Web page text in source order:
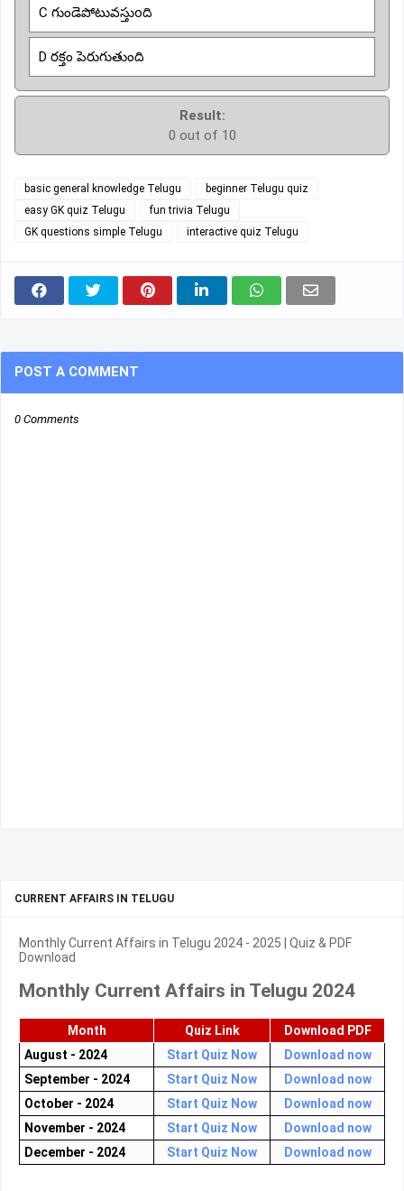
C గుండెపోటువస్తుoది
D రక్తం పెరుగుతుంది
Result:
0 out of 10
basic general knowledge Telugu
beginner Telugu quiz
easy GK quiz Telugu
fun trivia Telugu
GK questions simple Telugu
interactive quiz Telugu
POST A COMMENT
0 Comments
CURRENT AFFAIRS IN TELUGU
Monthly Current Affairs in Telugu 2024 - 2025 | Quiz & PDF
Download
Monthly Current Affairs in Telugu 2024
Month Quiz Link
Download PDF
August - 2024
Start Quiz Now
Download now
September - 2024
Start Quiz Now
Download now
October - 2024
Start Quiz Now
Download now
November - 2024
Start Quiz Now
Download now
December - 2024
Start Quiz Now Download now